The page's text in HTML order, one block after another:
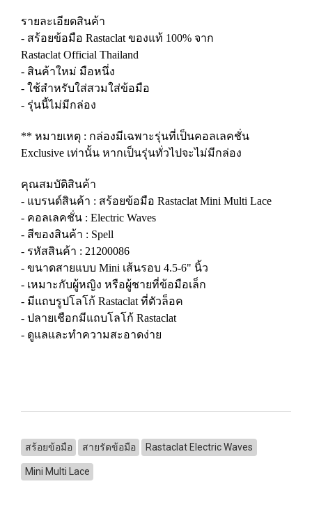
รายละเอียดสินค้า
- สร้อยข้อมือ Rastaclat ของแท้ 100% จาก
Rastaclat Official Thailand
- สินค้าใหม่ มือหนึ่ง
- ใช้สำหรับใส่สวมใส่ข้อมือ
- รุ่นนี้ไม่มีกล่อง
** หมายเหตุ : กล่องมีเฉพาะรุ่นที่เป็นคอลเลคชั่น
Exclusive เท่านั้น หากเป็นรุ่นทั่วไปจะไม่มีกล่อง
คุณสมบัติสินค้า
- แบรนด์สินค้า : สร้อยข้อมือ Rastaclat Mini Multi Lace
- คอลเลคชั่น : Electric Waves
- สีของสินค้า : Spell
- รหัสสินค้า : 21200086
- ขนาดสายแบบ Mini เส้นรอบ 4.5-6" นิ้ว
- เหมาะกับผู้หญิง หรือผู้ชายที่ข้อมือเล็ก
- มีแถบรูปโลโก้ Rastaclat ที่ตัวล็อค
- ปลายเชือกมีแถบโลโก้ Rastaclat
- ดูแลและทำความสะอาดง่าย
สร้อยข้อมือ สายรัดข้อมือ Rastaclat Electric Waves
Mini Multi Lace